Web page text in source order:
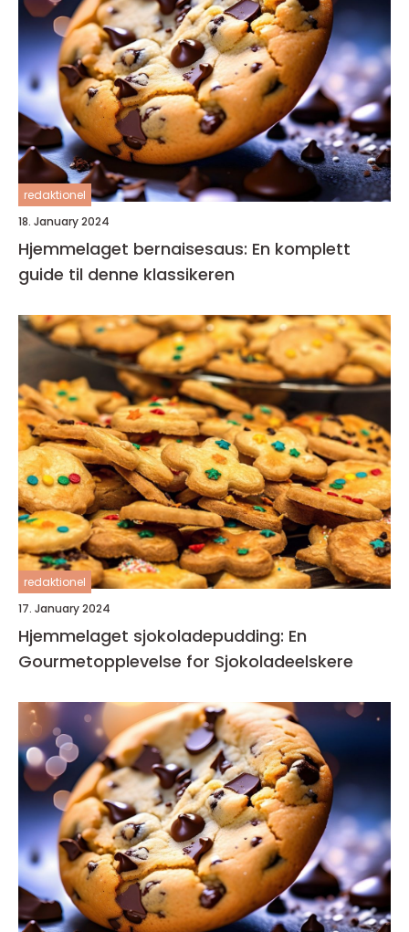
redaktionel
18. January 2024
Hjemmelaget bernaisesaus: En komplett
guide til denne klassikeren
redaktionel
17. January 2024
Hjemmelaget sjokoladepudding: En
Gourmetopplevelse for Sjokoladeelskere